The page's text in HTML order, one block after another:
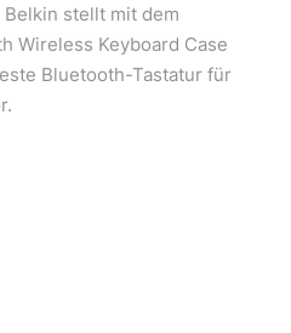
stellt mit dem
Wireless Keyboard Case
Bluetooth-Tastatur für